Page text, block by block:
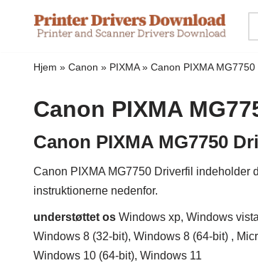
Spring
Hjem » Canon » PIXMA» Canon PIXMA MG7750
Canon PIXMA
Canon PIXMA MG7750
Canon PIXMA MG7750 Driverfil indeholder
instruktionerne nedenfor.
understøttet os Windows xp, Windows
Windows 8 (32-bit), Windows 8 (64-bit) ,
Windows 10 (64-bit), Windows 11